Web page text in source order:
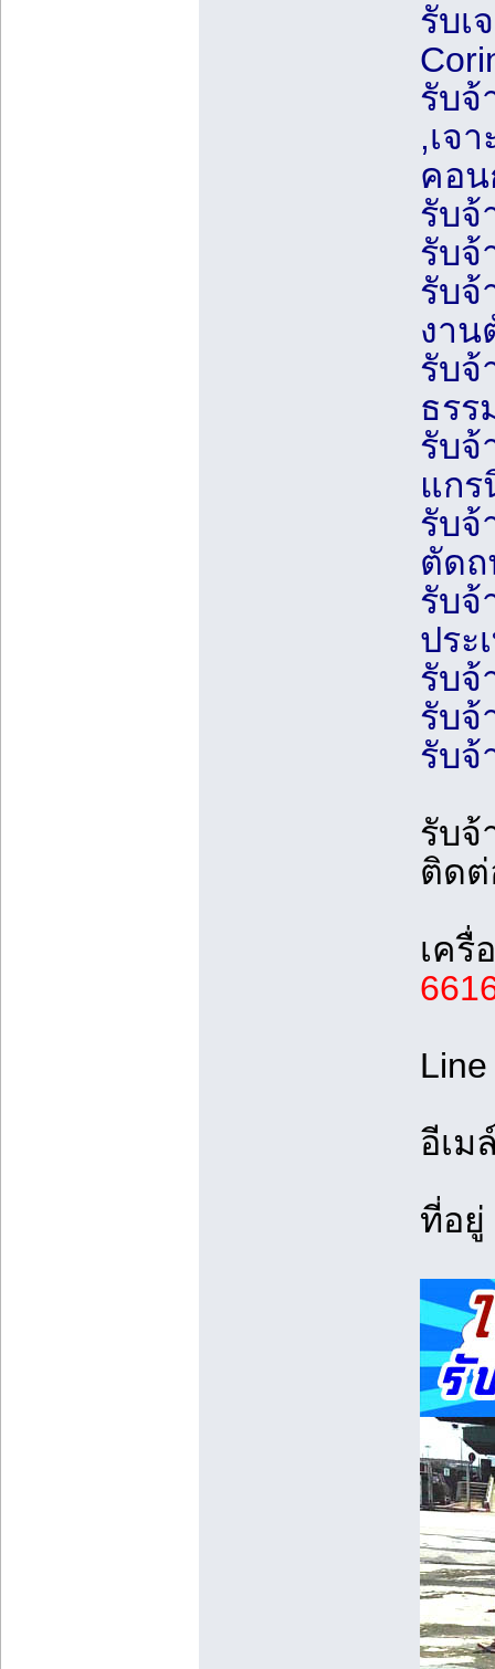
รับเ
รับ
,เจ
คอ
รับจ้
รับจ้
รับจ้
งาน
รับจ้
ธรร
รับจ้
แกร
รับจ้
ตัด
รับจ้
ประ
รับจ้
รับจ้
รับจ้
รับจ้
ติด
เค
อีเม
ที่อ